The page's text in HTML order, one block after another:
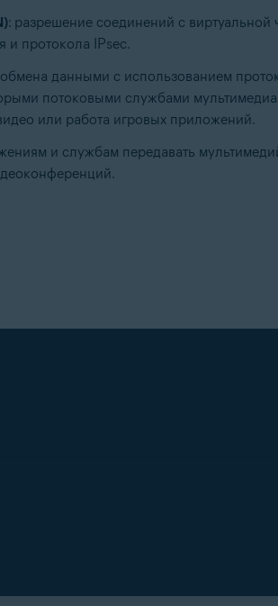
: разрешение соединений с
и протокола IPsec.
данными с использованием
потоковыми службами
или работа игровых приложений.
и службам передавать